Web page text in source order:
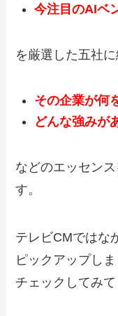
今注目のAIベ
を厳選した五社
その企業が何
どんな強みが
などのエッセン
す。
テレビCMではな
ピックアップし
チェックしてみて